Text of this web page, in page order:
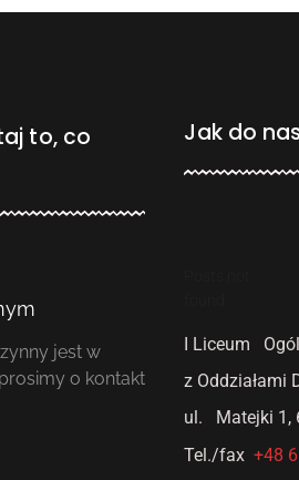
to, co
jest w
o kontakt
Jak do
I Liceum
z Oddziałami
ul. Matejki 1,
Tel./fax+48